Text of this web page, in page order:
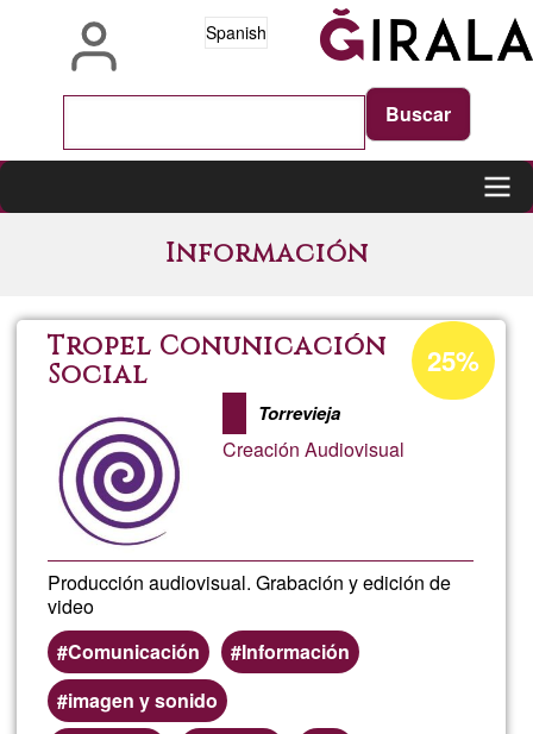
Spanish
navigation
Información
Tropel Conunicación
Social
Torrevieja
Creación Audiovisual
Producción audiovisual. Grabación y edición de
video
Comunicación
Información
imagen y sonido
Porcentaje
de
aceptación
25%